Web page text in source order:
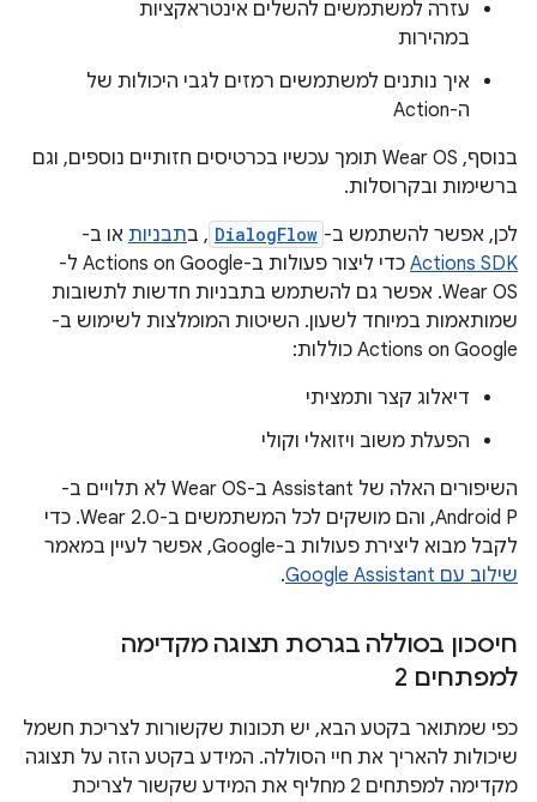
עזרה למשתמשים להשלים אינטראקציות
במהירות
איך נותנים למשתמשים רמזים לגבי היכולות של
ה-Action
בנוסף, Wear OS תומך עכשיו בכרטיסים חזותיים נוספים, וגם
ברשימות ובקרוסלות.
לכן, אפשר להשתמש ב- DialogFlow , בתבניות או ב-
Actions SDK
כדי ליצור פעולות ב-Actions on Google ל-
Wear OS. אפשר גם להשתמש בתבניות חדשות לתשובות
שמותאמות במיוחד לשעון. השיטות המומלצות לשימוש ב-
Actions on Google כוללות:
דיאלוג קצר ותמציתי
הפעלת משוב ויזואלי וקולי
השיפורים האלה של Assistant ב-Wear OS לא תלויים ב-
Android P, והם מושקים לכל המשתמשים ב-Wear 2.0. כדי
לקבל מבוא ליצירת פעולות ב-Google, אפשר לעיין במאמר
שילוב עם Google Assistant
.
חיסכון בסוללה בגרסת תצוגה מקדימה
למפתחים 2
כפי שמתואר בקטע הבא, יש תכונות שקשורות לצריכת חשמל
שיכולות להאריך את חיי הסוללה. המידע בקטע הזה על תצוגה
מקדימה למפתחים 2 מחליף את המידע שקשור לצריכת